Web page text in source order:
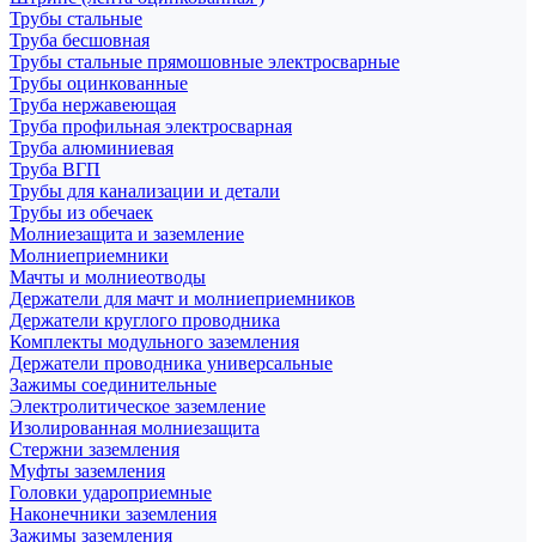
Трубы стальные
Труба бесшовная
Трубы стальные прямошовные электросварные
Трубы оцинкованные
Труба нержавеющая
Труба профильная электросварная
Труба алюминиевая
Труба ВГП
Трубы для канализации и детали
Трубы из обечаек
Молниезащита и заземление
Молниеприемники
Мачты и молниеотводы
Держатели для мачт и молниеприемников
Держатели круглого проводника
Комплекты модульного заземления
Держатели проводника универсальные
Зажимы соединительные
Электролитическое заземление
Изолированная молниезащита
Стержни заземления
Муфты заземления
Головки удароприемные
Наконечники заземления
Зажимы заземления